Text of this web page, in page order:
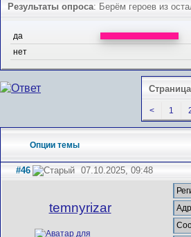
Результаты опроса: Берём героев из
да
нет
< 1
Опции темы
#46 07.10.2025, 09:48
temnyrizar